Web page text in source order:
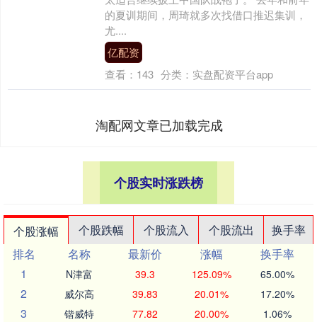
的夏训期间，周琦就多次找借口推迟集训，
尤....
亿配资
查看： 143 分类： 实盘配资平台app
淘配网文章已加载完成
个股实时涨跌榜
个股涨幅 个股跌幅 个股流入 个股流出
换手率
排名
名称 最新价 涨幅
换手率
1
N津富 39.3 125.09% 65.00%
2 威尔高 39.83 20.01% 17.20%
3 锴威特 77.82 20.00% 1.06%